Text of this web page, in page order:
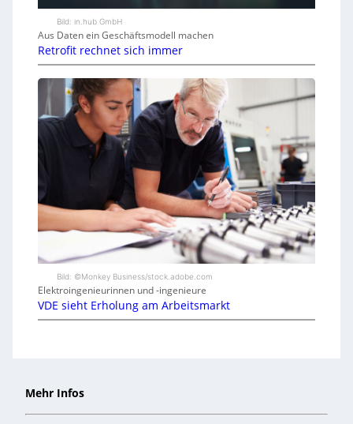
Bild: in.hub GmbH
Aus Daten ein Geschäftsmodell machen
Retrofit rechnet sich immer
Bild: ©Monkey Business/stock.adobe.com
Elektroingenieurinnen und -ingenieure
VDE sieht Erholung am Arbeitsmarkt
Mehr Infos